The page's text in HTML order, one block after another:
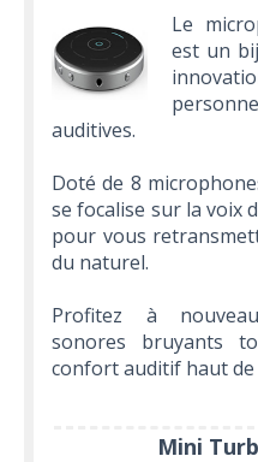
Le
est un
auditives.
Doté de 8
se focalise sur la voix
pour vous
du naturel.
Profitez à
sonores bruyants
confort auditif haut de
Mini